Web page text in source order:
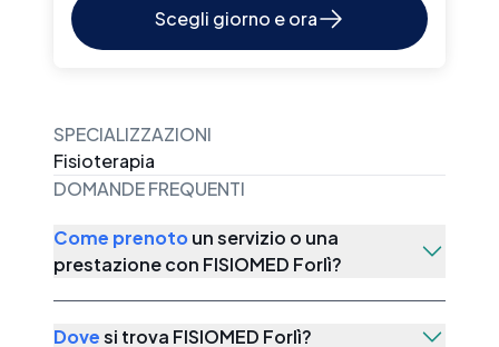
Scegli giorno e ora
SPECIALIZZAZIONI
Fisioterapia
DOMANDE FREQUENTI
Come prenotoun servizio o una
prestazione con FISIOMED Forlì?
Dovesi trova FISIOMED Forlì?